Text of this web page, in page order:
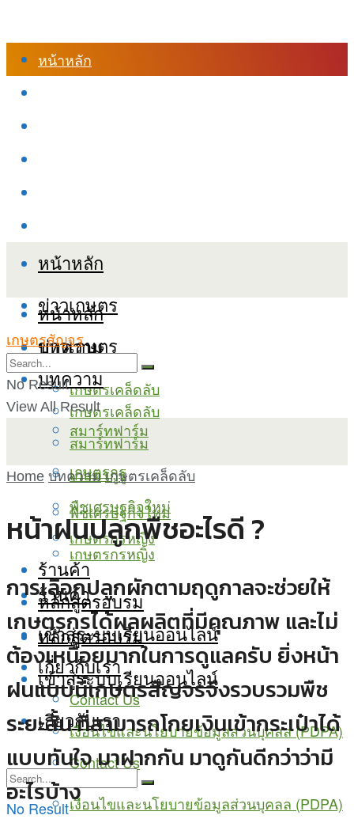
หน้าหลัก
หน้าหลัก
ข่าวเกษตร
บทความ
เกษตรเคล็ดลับ
สมาร์ทฟาร์ม
เกษตรกูรู
พืชเศรษฐกิจใหม่
เกษตรกรหญิง
ร้านค้า
หลักสูตรอบรม
เข้าสู่ระบบเรียนออนไลน์
เกี่ยวกับเรา
Contact Us
เงื่อนไขและนโยบายข้อมูลส่วนบุคลล (PDPA)
หน้าหลัก
ข่าวเกษตร
บทความ
เกษตรเคล็ดลับ
สมาร์ทฟาร์ม
เกษตรกูรู
พืชเศรษฐกิจใหม่
เกษตรกรหญิง
ร้านค้า
หลักสูตรอบรม
เข้าสู่ระบบเรียนออนไลน์
เกี่ยวกับเรา
Contact Us
เงื่อนไขและนโยบายข้อมูลส่วนบุคลล (PDPA)
No Result
เกษตรสัญจร
No Result
View All Result
Home บทความ เกษตรเคล็ดลับ
หน้าฝนปลูกพืชอะไรดี ?
การเลือกปลูกผักตามฤดูกาลจะช่วยให้
เกษตรกรได้ผลผลิตที่มีคุณภาพ และไม่
ต้องเหนื่อยมากในการดูแลครับ ยิ่งหน้า
ฝนแบบนี้เกษตรสัญจรจึงรวบรวมพืช
ระยะสั้น ที่สามารถโกยเงินเข้ากระเป๋าได้
แบบทันใจ มาฝากกัน มาดูกันดีกว่าว่ามี
อะไรบ้าง